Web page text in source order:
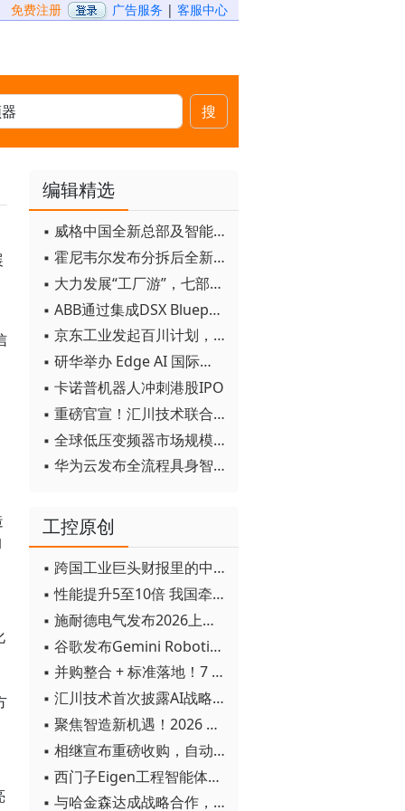
免费注册 广告服务 | 客服中心
搜
编辑精选
▪ 威格中国全新总部及智能工厂启用
▪ 霍尼韦尔发布分拆后全新品牌：霍尼韦尔科技与霍尼韦尔航空航天
▪ 大力发展“工厂游”，七部门联合发文！
▪ ABB通过集成DSX Blueprint AI基础设施，扩大与英伟达的合作
▪ 京东工业发起百川计划， 构建工业大模型新生态
▪ 研华举办 Edge AI 国际论坛
▪ 卡诺普机器人冲刺港股IPO
▪ 重磅官宣！汇川技术联合发起 D12 联盟，开创产教融合新范式
▪ 全球低压变频器市场规模2030年将超170亿美元
▪ 华为云发布全流程具身智能开发平台CloudRobo
工控原创
▪ 跨国工业巨头财报里的中国成绩单
▪ 性能提升5至10倍 我国牵头制定的WiTSnet工业以太网国际标准正式发布
▪ 施耐德电气发布2026上半年可持续发展成绩单 "Impact 2030"路线图开局稳健
▪ 谷歌发布Gemini Robotics 2模型 实现人形机器人全身智能控制突破
▪ 并购整合 + 标准落地！7 月工业自动化产业动态速递
▪ 汇川技术首次披露AI战略进展：从两个方面推动“AI业务化”落地
▪ 聚焦智造新机遇！2026 青岛数字化及智能制造技术论坛圆满落幕
▪ 相继宣布重磅收购，自动化巨头新一轮并购潮剑指何方？
▪ 西门子Eigen工程智能体落地中国，工业AI跨越物理世界“确定性”拐点
▪ 与哈金森达成战略合作，乐聚机器人何以持续获得工业巨头青睐？